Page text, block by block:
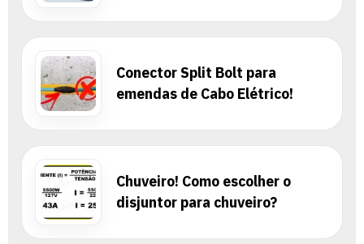
Conector Split Bolt para
emendas de Cabo Elétrico!
Chuveiro! Como escolher o
disjuntor para chuveiro?